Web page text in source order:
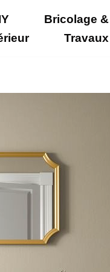
Bricolage
Travaux